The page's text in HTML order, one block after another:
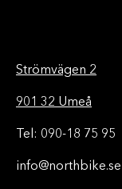
Strömvägen 2
901 32 Umeå
Tel: 090-18 75 95
info@northbike.se